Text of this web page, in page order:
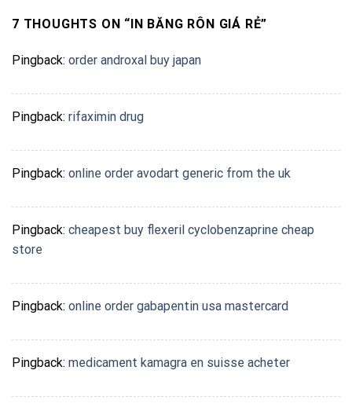
7 THOUGHTS ON “IN BĂNG RÔN GIÁ RẺ”
Pingback: order androxal buy japan
Pingback: rifaximin drug
Pingback: online order avodart generic from the uk
Pingback: cheapest buy flexeril cyclobenzaprine cheap
store
Pingback: online order gabapentin usa mastercard
Pingback: medicament kamagra en suisse acheter